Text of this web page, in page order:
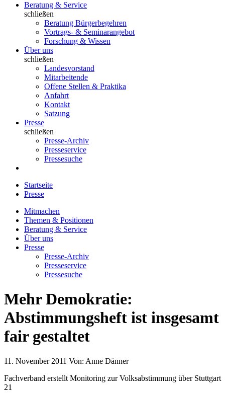
Beratung & Service
schließen
Beratung Bürgerbegehren
Vortrags- & Seminarangebot
Forschung & Wissen
Über uns
schließen
Landesvorstand
Mitarbeitende
Offene Stellen & Praktika
Anfahrt
Kontakt
Satzung
Presse
schließen
Presse-Archiv
Presseservice
Pressesuche
Startseite
Presse
Mitmachen
Themen & Positionen
Beratung & Service
Über uns
Presse
Presse-Archiv
Presseservice
Pressesuche
Mehr Demokratie:
Abstimmungsheft ist insgesamt
fair gestaltet
11. November 2011 Von: Anne Dänner
Fachverband erstellt Monitoring zur Volksabstimmung über Stuttgart
21